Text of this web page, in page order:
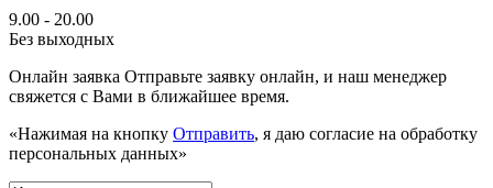
9.00 - 20.00
Без выходных
Онлайн заявка Отправьте заявку онлайн, и наш менеджер
свяжется с Вами в ближайшее время.
«Нажимая на кнопку Отправить, я даю согласие на обработку
персональных данных»